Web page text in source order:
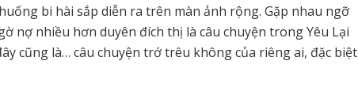
bi hài sắp diễn ra trên màn ảnh rộng. Gặp nhau ngỡ
nợ nhiều hơn duyên đích thị là câu chuyện trong Yêu Lại
cũng là… câu chuyện trớ trêu không của riêng ai, đặc biệt